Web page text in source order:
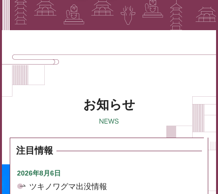
お知らせ
注目情報
2026年8月6日
ツキノワグマ出没情報